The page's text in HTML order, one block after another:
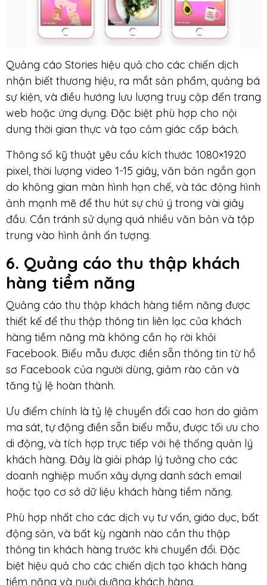
Quảng cáo Stories hiệu quả cho các chiến dịch
nhận biết thương hiệu, ra mắt sản phẩm, quảng bá
sự kiện, và điều hướng lưu lượng truy cập đến trang
web hoặc ứng dụng. Đặc biệt phù hợp cho nội
dung thời gian thực và tạo cảm giác cấp bách.
Thông số kỹ thuật yêu cầu kích thước 1080×1920
pixel, thời lượng video 1-15 giây, văn bản ngắn gọn
do không gian màn hình hạn chế, và tác động hình
ảnh mạnh mẽ để thu hút sự chú ý trong vài giây
đầu. Cần tránh sử dụng quá nhiều văn bản và tập
trung vào hình ảnh ấn tượng.
6. Quảng cáo thu thập khách
hàng tiềm năng
Quảng cáo thu thập khách hàng tiềm năng được
thiết kế để thu thập thông tin liên lạc của khách
hàng tiềm năng mà không cần họ rời khỏi
Facebook. Biểu mẫu được điền sẵn thông tin từ hồ
sơ Facebook của người dùng, giảm rào cản và
tăng tỷ lệ hoàn thành.
Ưu điểm chính là tỷ lệ chuyển đổi cao hơn do giảm
ma sát, tự động điền sẵn biểu mẫu, được tối ưu cho
di động, và tích hợp trực tiếp với hệ thống quản lý
khách hàng. Đây là giải pháp lý tưởng cho các
doanh nghiệp muốn xây dựng danh sách email
hoặc tạo cơ sở dữ liệu khách hàng tiềm năng.
Phù hợp nhất cho các dịch vụ tư vấn, giáo dục, bất
động sản, và bất kỳ ngành nào cần thu thập
thông tin khách hàng trước khi chuyển đổi. Đặc
biệt hiệu quả cho các chiến dịch tạo khách hàng
tiềm năng và nuôi dưỡng khách hàng.